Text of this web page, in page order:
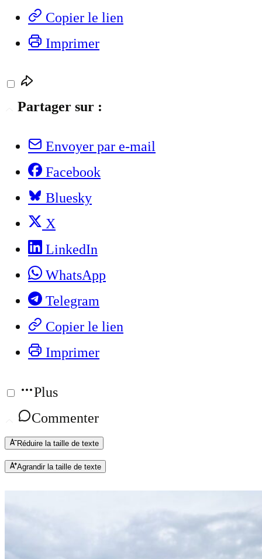
Copier le lien
Imprimer
Partager sur :
Envoyer par e-mail
Facebook
Bluesky
X
LinkedIn
WhatsApp
Telegram
Copier le lien
Imprimer
Plus
Commenter
Réduire la taille de texte
Agrandir la taille de texte